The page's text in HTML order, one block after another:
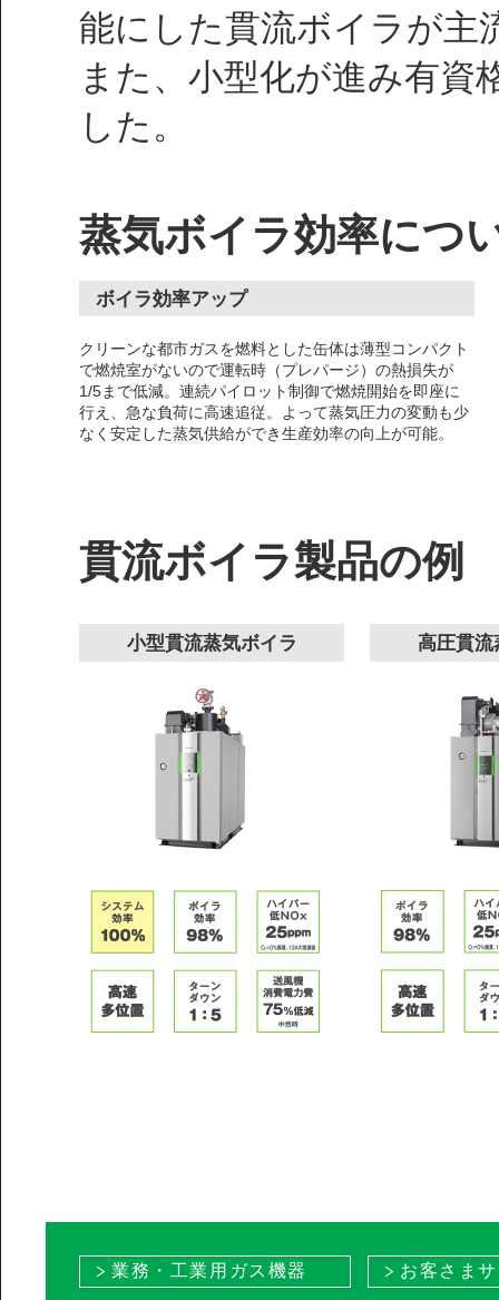
能にした貫流ボイラが主
また、小型化が進み有資
した。
蒸気ボイラ効率につ
ボイラ効率アップ
クリーンな都市ガスを燃料とした缶体は薄型コンパクト
で燃焼室がないので運転時（プレパージ）の熱損失が
1/5まで低減。連続パイロット制御で燃焼開始を即座に
行え、急な負荷に高速追従。よって蒸気圧力の変動も少
なく安定した蒸気供給ができ生産効率の向上が可能。
貫流ボイラ製品の例
小型貫流蒸気ボイラ 高圧貫流
業務・工業用ガス機器 お客さま